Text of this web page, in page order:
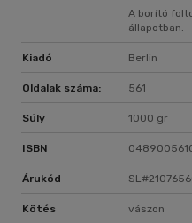
A borító
állapotban.
Kiadó Berlin
Oldalak száma: 561
Súly 1000 gr
ISBN
Árukód
Kötés vászon